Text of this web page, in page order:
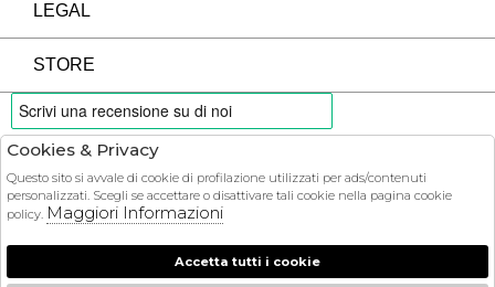
LEGAL
STORE
PAYMENTS
COURIER
Cookies & Privacy
Questo sito si avvale di cookie di profilazione utilizzati per ads/contenuti
personalizzati. Scegli se accettare o disattivare tali cookie nella pagina cookie
policy. Maggiori Informazioni
Accetta tutti i cookie